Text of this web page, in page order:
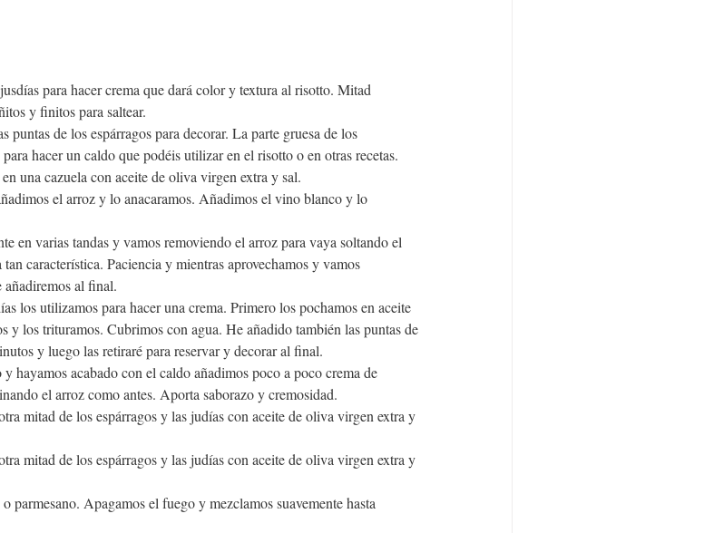
para hacer crema que dará color y textura al risotto. Mitad
y finitos para saltear.
puntas de los espárragos para decorar. La parte gruesa de los
hacer un caldo que podéis utilizar en el risotto o en otras recetas.
una cazuela con aceite de oliva virgen extra y sal.
el arroz y lo anacaramos. Añadimos el vino blanco y lo
en varias tandas y vamos removiendo el arroz para vaya soltando el
característica. Paciencia y mientras aprovechamos y vamos
añadiremos al final.
los utilizamos para hacer una crema. Primero los pochamos en aceite
y los trituramos. Cubrimos con agua. He añadido también las puntas de
y luego las retiraré para reservar y decorar al final.
hayamos acabado con el caldo añadimos poco a poco crema de
el arroz como antes. Aporta saborazo y cremosidad.
mitad de los espárragos y las judías con aceite de oliva virgen extra y
mitad de los espárragos y las judías con aceite de oliva virgen extra y
parmesano. Apagamos el fuego y mezclamos suavemente hasta